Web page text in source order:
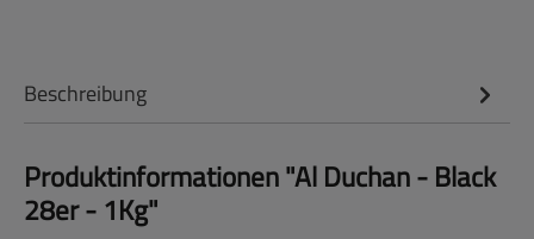
Beschreibung
Produktinformationen "Al Duchan - Black
28er - 1Kg"